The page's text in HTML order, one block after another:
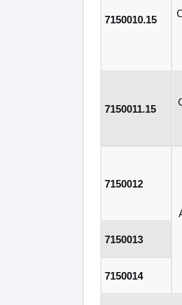
7150010.15
7150011.15
7150012
7150013
7150014